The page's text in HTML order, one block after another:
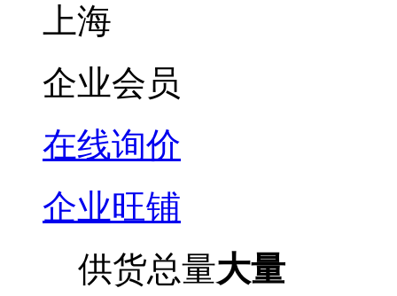
上海
企业会员
在线询价
企业旺铺
供货总量大量